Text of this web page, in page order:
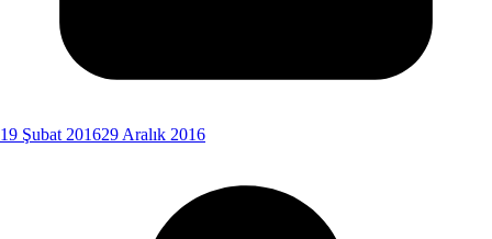
19 Şubat 201629 Aralık 2016